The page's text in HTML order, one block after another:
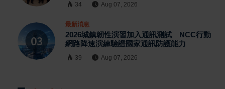
34 Aug 07, 2026
最新消息
2026城鎮韌性演習加入通訊測試 NCC行動
網路降速演練驗證國家通訊防護能力
39 Aug 07, 2026